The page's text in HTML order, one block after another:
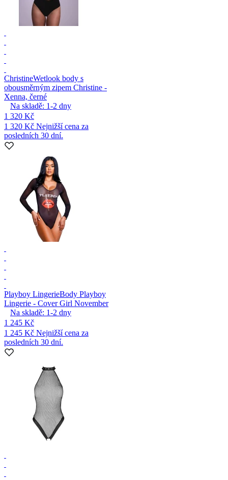
ChristineWetlook body s
obousměrným zipem Christine -
Xenna, černé
Na skladě: 1-2 dny
1 320 Kč
1 320 Kč Nejnižší cena za
posledních 30 dní.
Playboy LingerieBody Playboy
Lingerie - Cover Girl November
Na skladě: 1-2 dny
1 245 Kč
1 245 Kč Nejnižší cena za
posledních 30 dní.